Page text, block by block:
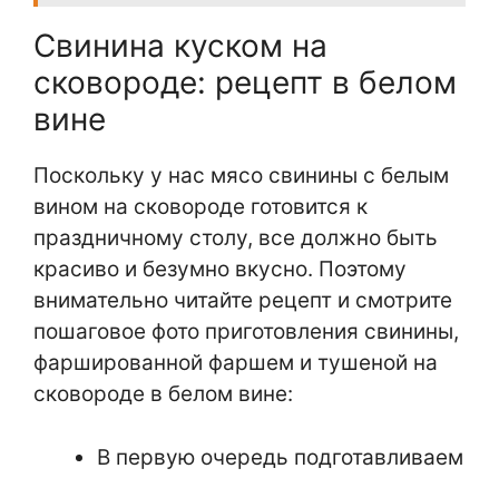
Свинина куском на
сковороде: рецепт в белом
вине
Поскольку у нас мясо свинины с белым
вином на сковороде готовится к
праздничному столу, все должно быть
красиво и безумно вкусно. Поэтому
внимательно читайте рецепт и смотрите
пошаговое фото приготовления свинины,
фаршированной фаршем и тушеной на
сковороде в белом вине:
В первую очередь подготавливаем